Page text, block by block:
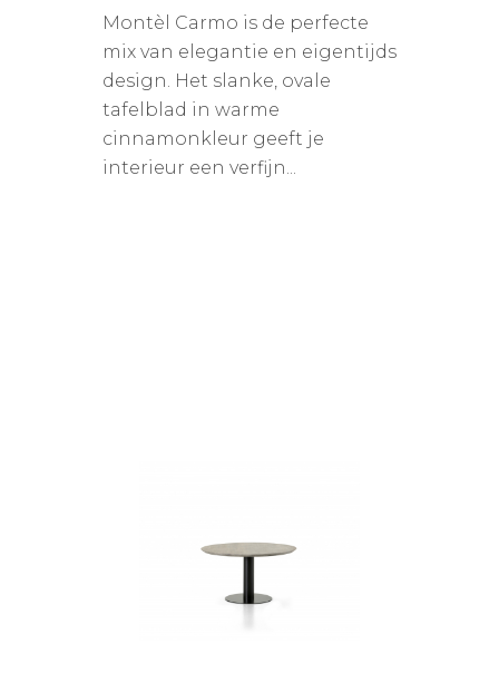
Montèl Carmo is de perfecte
mix van elegantie en eigentijds
design. Het slanke, ovale
tafelblad in warme
cinnamonkleur geeft je
interieur een verfijn...